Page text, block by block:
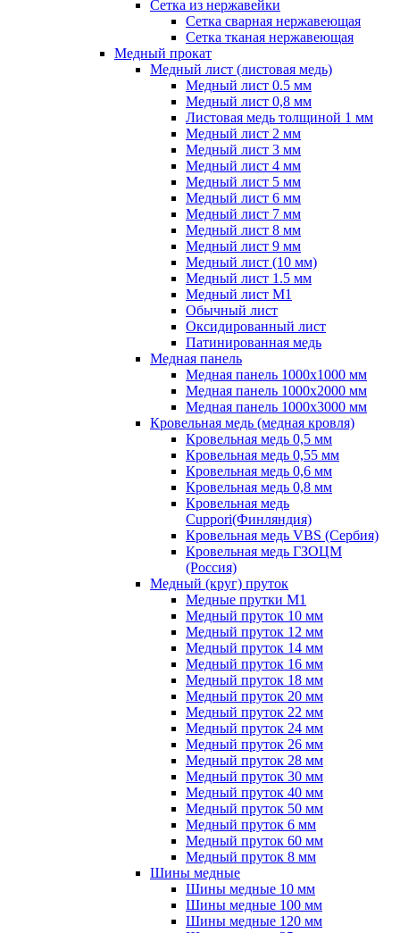
Сетка из нержавейки
Сетка сварная нержавеющая
Сетка тканая нержавеющая
Медный прокат
Медный лист (листовая медь)
Медный лист 0.5 мм
Медный лист 0,8 мм
Листовая медь толщиной 1 мм
Медный лист 2 мм
Медный лист 3 мм
Медный лист 4 мм
Медный лист 5 мм
Медный лист 6 мм
Медный лист 7 мм
Медный лист 8 мм
Медный лист 9 мм
Медный лист (10 мм)
Медный лист 1.5 мм
Медный лист М1
Обычный лист
Оксидированный лист
Патинированная медь
Медная панель
Медная панель 1000x1000 мм
Медная панель 1000x2000 мм
Медная панель 1000x3000 мм
Кровельная медь (медная кровля)
Кровельная медь 0,5 мм
Кровельная медь 0,55 мм
Кровельная медь 0,6 мм
Кровельная медь 0,8 мм
Кровельная медь
Cuppori(Финляндия)
Кровельная медь VBS (Сербия)
Кровельная медь ГЗОЦМ
(Россия)
Медный (круг) пруток
Медные прутки М1
Медный пруток 10 мм
Медный пруток 12 мм
Медный пруток 14 мм
Медный пруток 16 мм
Медный пруток 18 мм
Медный пруток 20 мм
Медный пруток 22 мм
Медный пруток 24 мм
Медный пруток 26 мм
Медный пруток 28 мм
Медный пруток 30 мм
Медный пруток 40 мм
Медный пруток 50 мм
Медный пруток 6 мм
Медный пруток 60 мм
Медный пруток 8 мм
Шины медные
Шины медные 10 мм
Шины медные 100 мм
Шины медные 120 мм